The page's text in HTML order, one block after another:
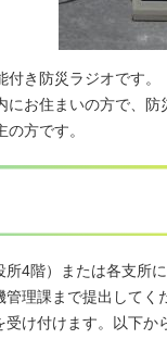
き防災ラジオです。
にお住まいの方で、防
方です。
所4階）または各支所
理課まで提出してく
受け付けます。以下か